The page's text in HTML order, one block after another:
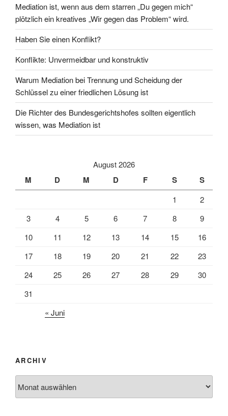
Mediation ist, wenn aus dem starren „Du gegen mich“
plötzlich ein kreatives „Wir gegen das Problem“ wird.
Haben Sie einen Konflikt?
Konflikte: Unvermeidbar und konstruktiv
Warum Mediation bei Trennung und Scheidung der
Schlüssel zu einer friedlichen Lösung ist
Die Richter des Bundesgerichtshofes sollten eigentlich
wissen, was Mediation ist
August 2026
M D M D F S S
1
2
3
4 5 6 7 8
9
10
11 12 13 14 15
16
17
18 19 20 21 22
23
24
25 26 27 28 29
30
31
« Juni
ARCHIV